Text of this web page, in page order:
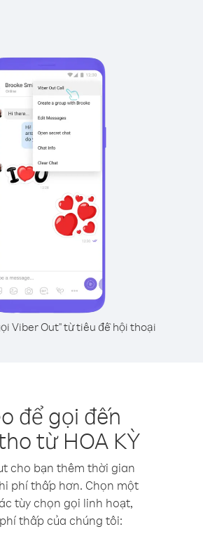
Viber Out" từ tiêu đề hội thoại
để gọi đến
từ HOA KỲ
cho bạn thêm thời gian
phí thấp hơn. Chọn một
tùy chọn gọi linh hoạt,
thấp của chúng tôi: